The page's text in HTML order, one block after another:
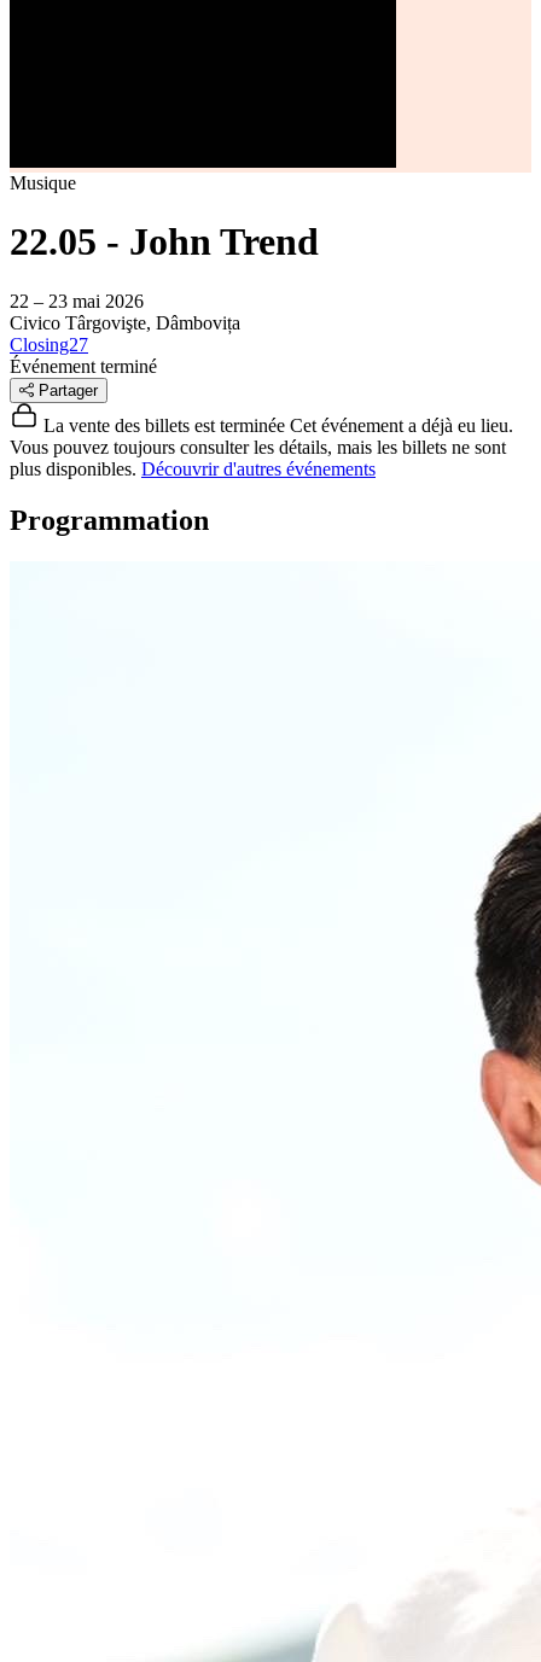
Musique
22.05 - John Trend
22 – 23 mai 2026
Civico Târgovişte, Dâmbovița
Closing27
Événement terminé
Partager
La vente des billets est terminée Cet événement a déjà eu lieu.
Vous pouvez toujours consulter les détails, mais les billets ne sont
plus disponibles. Découvrir d'autres événements
Programmation